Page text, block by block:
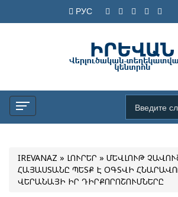
РУС
IREVANAZ » ԼՈՒՐԵՐ » ՄԵՎԼՈՒԹ
ՀԱՅԱՍՏԱՆԸ ՊԵՏՔ Է ՕԳՏՎԻ
ՎԵՐԱՆԱՅԻ ԻՐ ԴԻՐՔՈՐՈՇՈՒՄՆԵՐԸ